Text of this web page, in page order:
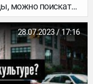
можно поискать
по
с Украиной.
страны
28.07.2023 / 17:16